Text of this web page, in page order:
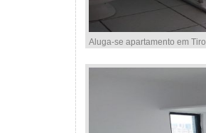
Aluga-se apartamento em Tirol